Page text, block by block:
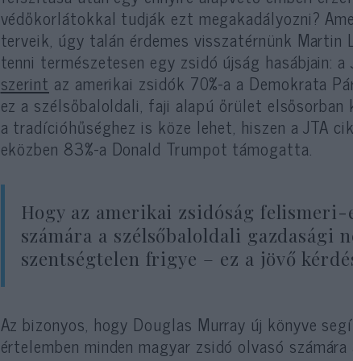
védőkorlátokkal tudják ezt megakadályozni?
terveik, úgy talán érdemes visszatérnünk Martin
tenni természetesen egy zsidó újság hasábjain:
szerint az amerikai zsidók 70%-a a Demokrata
ez a szélsőbaloldali, faji alapú őrület
a tradícióhűséghez is köze lehet, hiszen a JTA
eközben 83%-a Donald Trumpot támogatta.
Hogy az amerikai zsidóság
számára a szélsőbaloldali gazdasági
szentségtelen frigye – ez a jövő
Az bizonyos, hogy Douglas Murray új könyve
értelemben minden magyar zsidó olvasó